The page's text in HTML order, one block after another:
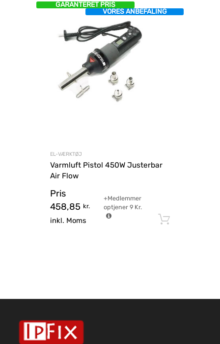
GARANTERET PRIS
VORES ANBEFALING
EL-VÆRKTØJ
Varmluft Pistol 450W Justerbar
Air Flow
Pris
458,85 kr.
inkl. Moms
+Medlemmer
optjener 9Kr.